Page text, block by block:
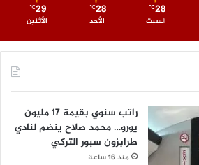
28
℃
السبت
28
℃
الأحد
29
℃
الأثنين
راتب سنوي بقيمة 17 مليون
يورو… محمد صلاح ينضم لنادي
طرابزون سبور التركي
منذ 16 ساعة